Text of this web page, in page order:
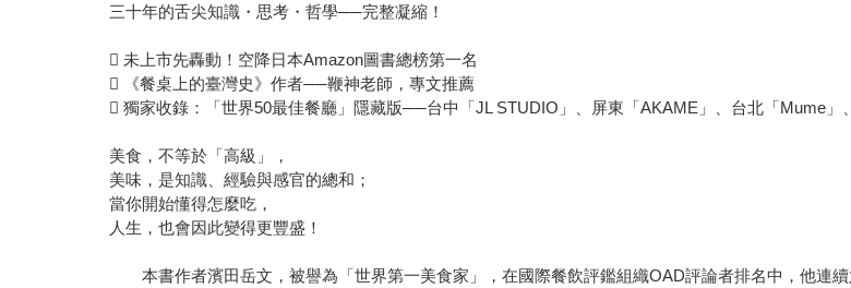
三十年的舌尖知識・思考・哲學──完整凝縮！
 未上市先轟動！空降日本Amazon圖書總榜第一名
 《餐桌上的臺灣史》作者──鞭神老師，專文推薦
 獨家收錄：「世界50最佳餐廳」隱藏版──台中「JL STUDIO」、屏東「AKAME」、台北「Mume
美食，不等於「高級」，
美味，是知識、經驗與感官的總和；
當你開始懂得怎麼吃，
人生，也會因此變得更豐盛！
本書作者濱田岳文，被譽為「世界第一美食家」，在國際餐飲評鑑組織OAD評論者排名中，他連續